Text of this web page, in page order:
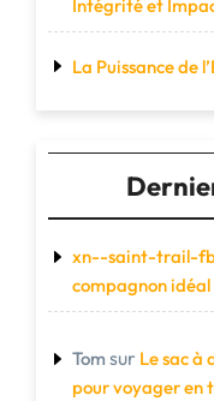
Intégrité et
La Puissance de
xn--saint-trail-
compagnon
Tom sur Le sac à
pour voyager en